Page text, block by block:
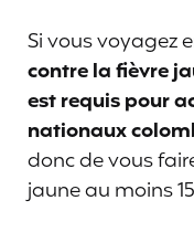
Si vous voyagez
contre la fièvre
est requis pour
nationaux
donc de vous
jaune au moins